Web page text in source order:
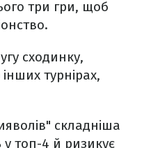
три гри, щоб
сходинку,
турнірах,
складніша
топ-4 й ризикує